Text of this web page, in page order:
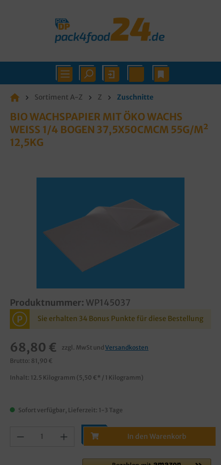
Sortiment A-Z Z Zuschnitte
BIO WACHSPAPIER MIT ÖKO WACHS
WEISS 1/4 BOGEN 37,5X50CMCM 55G/M² 1
2,5KG
Produktnummer: WP145037
P Sie erhalten 34 Bonus Punkte für diese Bestellung
68,80 € zzgl. MwSt und Versandkosten
Brutto: 81,90 €
Inhalt: 12.5 Kilogramm (5,50 €* / 1 Kilogramm)
Sofort verfügbar, Lieferzeit: 1-3 Tage
In den Warenkorb